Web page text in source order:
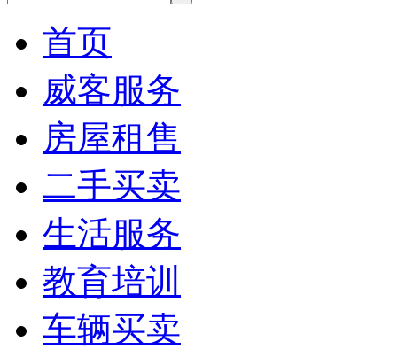
首页
威客服务
房屋租售
二手买卖
生活服务
教育培训
车辆买卖